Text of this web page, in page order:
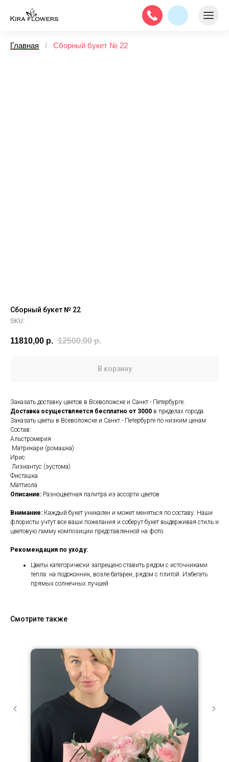
Главная / Сборный букет № 22
Сборный букет № 22
SKU:
11810,00 р. 12500,00 р.
В корзину
Заказать доставку цветов в Всеволожске и Санкт - Петербурге.
Доставка осуществляется бесплатно от 3000 в пределах города.
Заказать цветы в Всеволожске и Санкт - Петербурге по низким ценам
Состав:
Альстромерия
Матрикари (ромашка)
Ирис
Лизиантус (эустома)
Фисташка
Маттиола
Описание: Разноцветная палитра из ассорти цветов
Внимание: Каждый букет уникален и может меняться по составу. Наши
флористы учтут все ваши пожелания и соберут букет выдерживая стиль и
цветовую гамму композиции представленной на фото.
Рекомендация по уходу:
Цветы категорически запрещено ставить рядом с источниками
тепла: на подоконник, возле батареи, рядом с плитой. Избегать
прямых солнечных лучшей
Смотрите также